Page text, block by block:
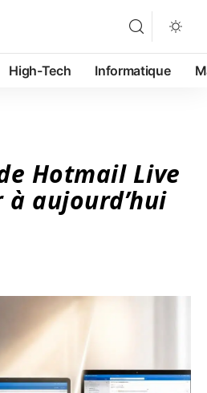
High-Tech Informatique
Hotmail Live
à aujourd’hui